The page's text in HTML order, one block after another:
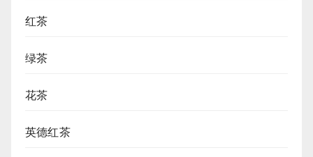
红茶
绿茶
花茶
英德红茶